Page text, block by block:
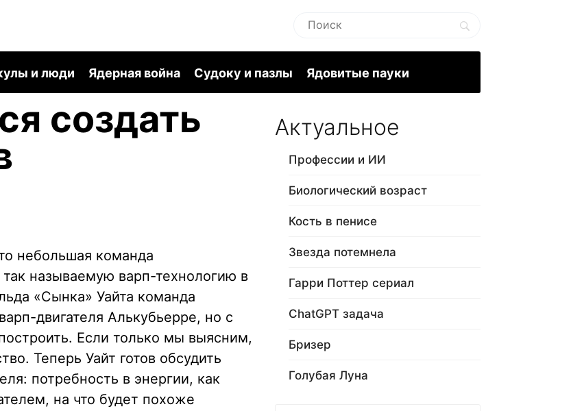
и люди Ядерная война Судоку и пазлы Ядовитые пауки
создать
небольшая команда
называемую варп-технологию в
«Сынка» Уайта команда
двигателя Алькубьерре, но с
Если только мы выясним,
Теперь Уайт готов обсудить
потребность в энергии, как
на что будет похоже
Актуальное
Профессии и ИИ
Биологический возраст
Кость в пенисе
Звезда потемнела
Гарри Поттер сериал
ChatGPT задача
Бризер
Голубая Луна